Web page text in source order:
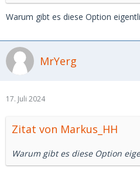
Warum gibt es diese Option
MrYerg
17. Juli 2024
Zitat von Markus_HH
Warum gibt es diese Option